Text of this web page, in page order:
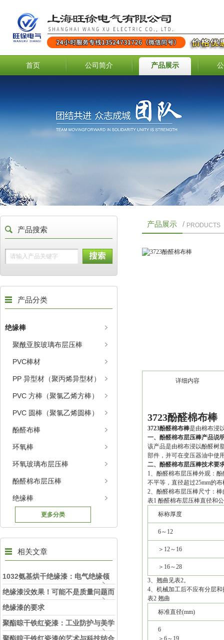
首页 公司简介 产品展示
产品搜索
产品分类
绝缘棒
聚酰亚胺玻璃布层压棒
PVC棒材
PP 异型材（聚丙烯异型材）
PVC 方棒（聚氯乙烯方棒）
PVC 圆棒（聚氯乙烯圆棒）
酚醛布棒
环氧棒
环氧玻璃布层压棒
酚醛棉布层压棒
绝缘棒
更多分类
相关文章
1032氨基烘干绝缘漆：电气绝缘领
域的“防护铠甲“
绝缘漆没效果！可能不是质量问题而
是性能受制
绝缘漆的要求
聚酯晾干铁红瓷漆：工业防护与美学
的融合
产品展示 / PRODUCTS
详细内容
3723酚醛棉布棒
3723酚醛棉布棒是由棉布浸
一、酚醛棉布层压棒产品说
该产品是由棉布浸以酚醛树
部件，并可在变压器油中使
二、酚醛棉布层压棒技术要
1、酚醛棉布层压棒外观：
不平等，直径超过25mm的
2、酚醛棉布层压棒尺寸：
表1 酚醛棉布层压棒直径和
标称厚度
6～12
＞12～16
＞16～28
3、翘曲见表2。
4、机械加工后不应有分层和
表2 翘曲
标准直径(mm)
6
＞6～19